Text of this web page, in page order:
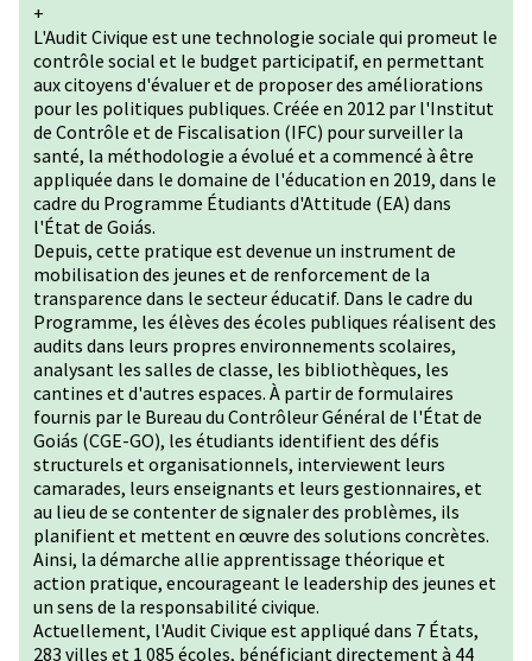
+
L'Audit Civique est une technologie sociale qui promeut le
contrôle social et le budget participatif, en permettant
aux citoyens d'évaluer et de proposer des améliorations
pour les politiques publiques. Créée en 2012 par l'Institut
de Contrôle et de Fiscalisation (IFC) pour surveiller la
santé, la méthodologie a évolué et a commencé à être
appliquée dans le domaine de l'éducation en 2019, dans le
cadre du Programme Étudiants d'Attitude (EA) dans
l'État de Goiás.
Depuis, cette pratique est devenue un instrument de
mobilisation des jeunes et de renforcement de la
transparence dans le secteur éducatif. Dans le cadre du
Programme, les élèves des écoles publiques réalisent des
audits dans leurs propres environnements scolaires,
analysant les salles de classe, les bibliothèques, les
cantines et d'autres espaces. À partir de formulaires
fournis par le Bureau du Contrôleur Général de l'État de
Goiás (CGE-GO), les étudiants identifient des défis
structurels et organisationnels, interviewent leurs
camarades, leurs enseignants et leurs gestionnaires, et
au lieu de se contenter de signaler des problèmes, ils
planifient et mettent en œuvre des solutions concrètes.
Ainsi, la démarche allie apprentissage théorique et
action pratique, encourageant le leadership des jeunes et
un sens de la responsabilité civique.
Actuellement, l'Audit Civique est appliqué dans 7 États,
283 villes et 1 085 écoles, bénéficiant directement à 44